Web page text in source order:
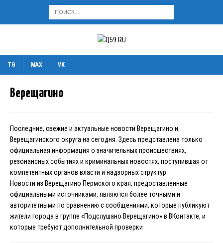
TG MAX VK
Верещагино
Последние, свежие и актуальные новости Верещагино и
Верещагинского округа на сегодня. Здесь представлена только
официальная информация о значительных происшествиях,
резонансных событиях и криминальных новостях, поступившая от
компетентных органов власти и надзорных структур.
Новости из Верещагино Пермского края, предоставленные
официальными источниками, являются более точными и
авторитетными по сравнению с сообщениями, которые публикуют
жители города в группе «Подслушано Верещагино» в ВКонтакте, и
которые требуют дополнительной проверки